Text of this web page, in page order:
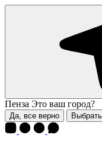
Пенза Это ваш город?
Да, все верно